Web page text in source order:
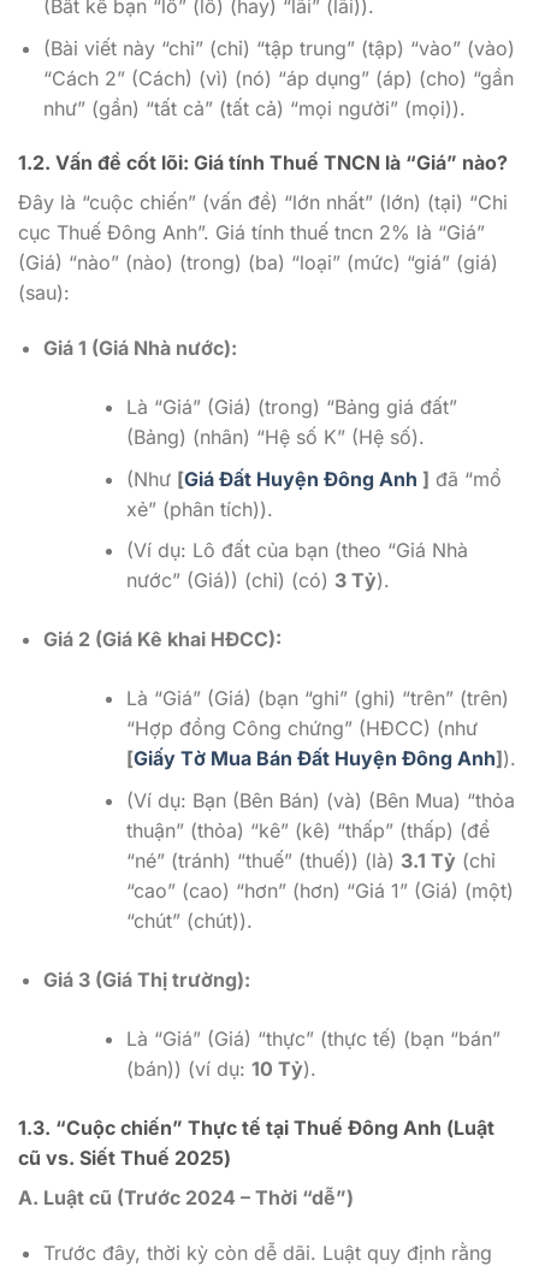
(Bất kể bạn “lỗ” (lỗ) (hay) “lãi” (lãi)).
(Bài viết này “chỉ” (chỉ) “tập trung” (tập) “vào” (vào)
“Cách 2” (Cách) (vì) (nó) “áp dụng” (áp) (cho) “gần
như” (gần) “tất cả” (tất cả) “mọi người” (mọi)).
1.2. Vấn đề cốt lõi: Giá tính Thuế TNCN là “Giá” nào?
Đây là “cuộc chiến” (vấn đề) “lớn nhất” (lớn) (tại) “Chi
cục Thuế Đông Anh”. Giá tính thuế tncn 2% là “Giá”
(Giá) “nào” (nào) (trong) (ba) “loại” (mức) “giá” (giá)
(sau):
Giá 1 (Giá Nhà nước):
Là “Giá” (Giá) (trong) “Bảng giá đất”
(Bảng) (nhân) “Hệ số K” (Hệ số).
(Như [Giá Đất Huyện Đông Anh ] đã “mổ
xẻ” (phân tích)).
(Ví dụ: Lô đất của bạn (theo “Giá Nhà
nước” (Giá)) (chỉ) (có) 3 Tỷ).
Giá 2 (Giá Kê khai HĐCC):
Là “Giá” (Giá) (bạn “ghi” (ghi) “trên” (trên)
“Hợp đồng Công chứng” (HĐCC) (như
[Giấy Tờ Mua Bán Đất Huyện Đông Anh]).
(Ví dụ: Bạn (Bên Bán) (và) (Bên Mua) “thỏa
thuận” (thỏa) “kê” (kê) “thấp” (thấp) (để
“né” (tránh) “thuế” (thuế)) (là) 3.1 Tỷ(chỉ
“cao” (cao) “hơn” (hơn) “Giá 1” (Giá) (một)
“chút” (chút)).
Giá 3 (Giá Thị trường):
Là “Giá” (Giá) “thực” (thực tế) (bạn “bán”
(bán)) (ví dụ: 10 Tỷ).
1.3. “Cuộc chiến” Thực tế tại Thuế Đông Anh (Luật
cũ vs. Siết Thuế 2025)
A. Luật cũ (Trước 2024 – Thời “dễ”)
Trước đây, thời kỳ còn dễ dãi. Luật quy định rằng